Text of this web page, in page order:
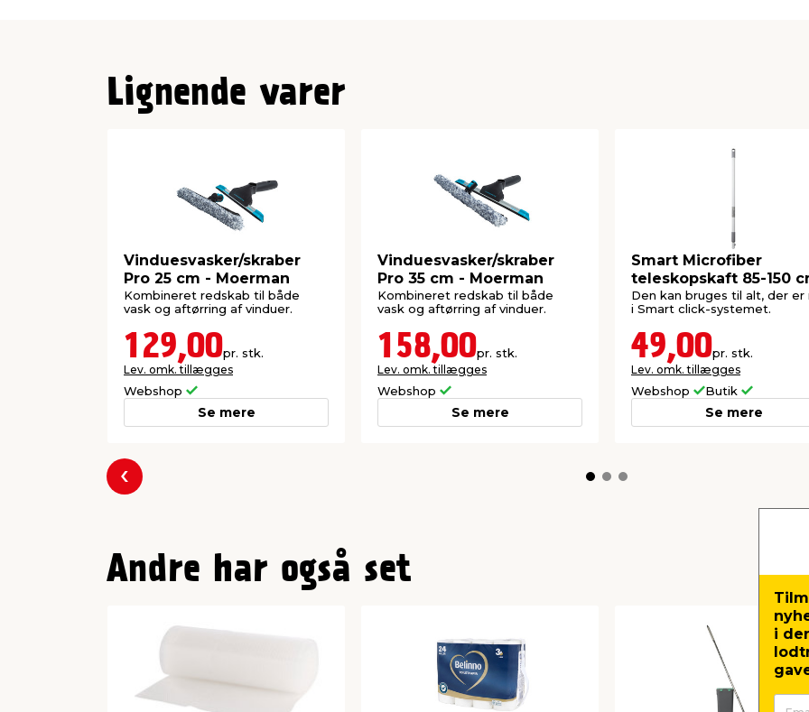
Med denne vinduesvasker får du et fleksibelt og brugervenligt
redskab, som er en del af et samlet rengøringssystem, hvor du
Lignende varer
Vinduesvasker/skraber
Pro 25 cm - Moerman
Kombineret redskab til både
vask og aftørring af vinduer.
129,00pr. stk.
Lev. omk. tillægges
Webshop
Se mere
Vinduesvasker/skraber
Pro 35 cm - Moerman
Kombineret redskab til både
vask og aftørring af vinduer.
158,00pr. stk.
Lev. omk. tillægges
Webshop
Se mere
Smart Microfiber
teleskopskaft 85-150
Den kan bruges til alt, der er
i Smart click-systemet.
49,00pr. stk.
Lev. omk. tillægges
Webshop Butik
Se mere
Forrige
Andre har også set
i